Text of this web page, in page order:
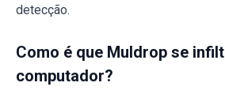
detecção.
Como é que Muldrop se
computador?